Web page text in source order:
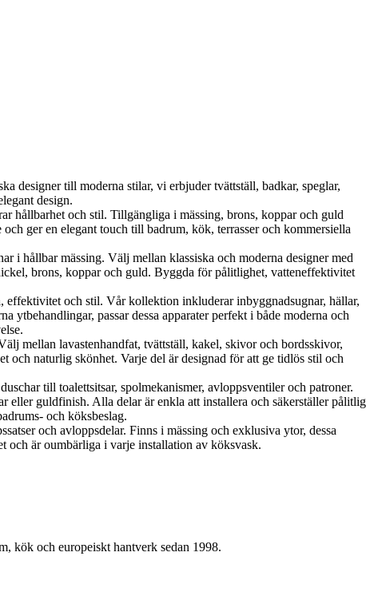
designer till moderna stilar, vi erbjuder tvättställ, badkar, speglar,
design.
och stil. Tillgängliga i mässing, brons, koppar och guld
ger en elegant touch till badrum, kök, terrasser och kommersiella
i hållbar mässing. Välj mellan klassiska och moderna designer med
brons, koppar och guld. Byggda för pålitlighet, vatteneffektivitet
effektivitet och stil. Vår kollektion inkluderar inbyggnadsugnar, hällar,
passar dessa apparater perfekt i både moderna och
mellan lavastenhandfat, tvättställ, kakel, skivor och bordsskivor,
och naturlig skönhet. Varje del är designad för att ge tidlös stil och
till toalettsitsar, spolmekanismer, avloppsventiler och patroner.
eller guldfinish. Alla delar är enkla att installera och säkerställer pålitlig
och köksbeslag.
och avloppsdelar. Finns i mässing och exklusiva ytor, dessa
och är oumbärliga i varje installation av köksvask.
kök och europeiskt hantverk sedan 1998.